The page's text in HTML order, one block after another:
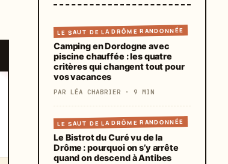
LE SAUT DE LA DRÔME RANDONNÉE
Camping en Dordogne avec
piscine chauffée : les quatre
critères qui changent tout pour
vos vacances
PAR LÉA CHABRIER · 9 MIN
LE SAUT DE LA DRÔME RANDONNÉE
Le Bistrot du Curé vu de la
Drôme : pourquoi on s’y arrête
quand on descend à Antibes